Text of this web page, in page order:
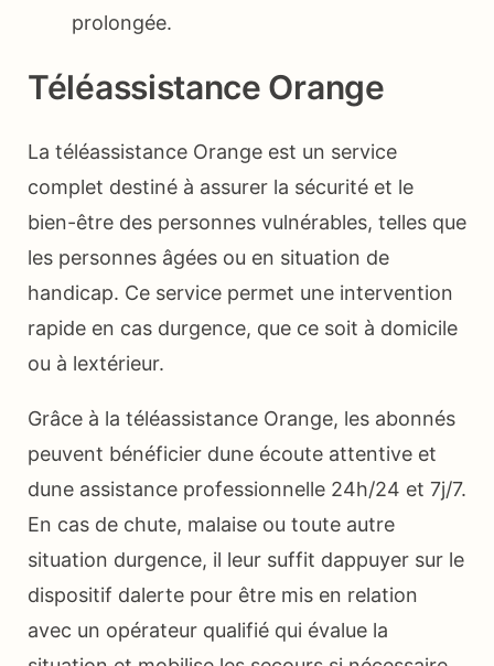
prolongée.
Téléassistance Orange
La téléassistance Orange est un service
complet destiné à assurer la sécurité et le
bien-être des personnes vulnérables, telles que
les personnes âgées ou en situation de
handicap. Ce service permet une intervention
rapide en cas durgence, que ce soit à domicile
ou à lextérieur.
Grâce à la téléassistance Orange, les abonnés
peuvent bénéficier dune écoute attentive et
dune assistance professionnelle 24h/24 et 7j/7.
En cas de chute, malaise ou toute autre
situation durgence, il leur suffit dappuyer sur le
dispositif dalerte pour être mis en relation
avec un opérateur qualifié qui évalue la